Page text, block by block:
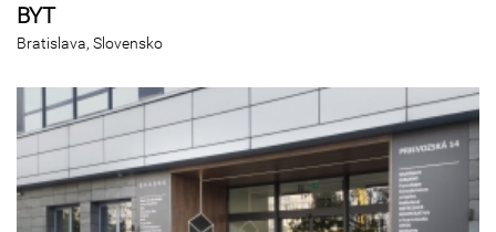
BYT
Bratislava, Slovensko